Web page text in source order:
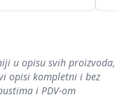
u opisu svih proizvoda,
opisi kompletni i bez
i PDV-om